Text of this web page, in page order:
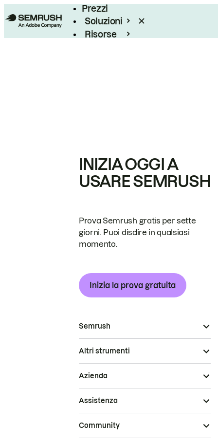
Prezzi
Soluzioni
Risorse
INIZIA OGGI A
USARE SEMRUSH
Prova Semrush gratis per sette
giorni. Puoi disdire in qualsiasi
momento.
Inizia la prova gratuita
Semrush
Altri strumenti
Azienda
Assistenza
Community